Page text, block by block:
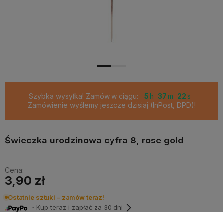
Szybka wysyłka! Zamów w ciągu: 5 37
21
Zamówienie wyślemy jeszcze dzisiaj (InPost, DPD)!
Świeczka urodzinowa cyfra 8, rose gold
Cena:
3,90 zł
Ostatnie sztuki – zamów teraz!
・Kup teraz i zapłać za 30 dni